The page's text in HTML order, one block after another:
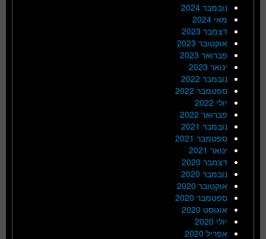
נובמבר 2024
מאי 2024
דצמבר 2023
אוקטובר 2023
פברואר 2023
ינואר 2023
נובמבר 2022
ספטמבר 2022
יולי 2022
פברואר 2022
נובמבר 2021
ספטמבר 2021
ינואר 2021
דצמבר 2020
נובמבר 2020
אוקטובר 2020
ספטמבר 2020
אוגוסט 2020
יולי 2020
אפריל 2020